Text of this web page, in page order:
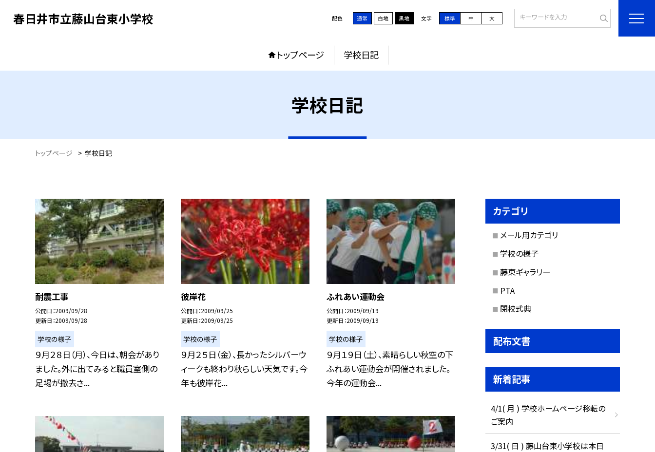
春日井市立藤山台東小学校 配色 通常 白地 黒地 文字 標準 中 大
トップページ 学校日記
学校日記
トップページ > 学校日記
耐震工事
公開日 2009/09/28
更新日 2009/09/28
学校の様子
９月２８日（月）、今日は、朝会があり
ました。外に出てみると職員室側の
足場が撤去さ...
彼岸花
公開日 2009/09/25
更新日 2009/09/25
学校の様子
９月２５日（金）、長かったシルバーウ
ィークも終わり秋らしい天気です。今
年も彼岸花...
ふれあい運動会
公開日 2009/09/19
更新日 2009/09/19
学校の様子
９月１９日（土）、素晴らしい秋空の下
ふれあい運動会が開催されました。
今年の運動会...
カテゴリ
メール用カテゴリ
学校の様子
藤東ギャラリー
PTA
閉校式典
配布文書
新着記事
4/1( 月 ) 学校ホームページ移転の
ご案内
3/31( 日 ) 藤山台東小学校は本日